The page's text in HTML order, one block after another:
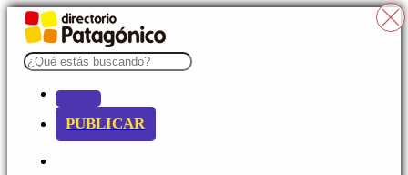
PUBLICAR